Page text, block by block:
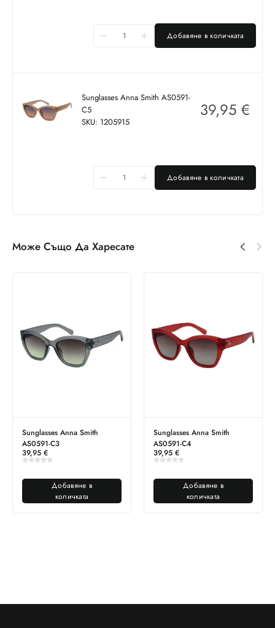
Добавяне в количката
Sunglasses Anna Smith AS0591-
C5
SKU: 1205915
39,95 €
Добавяне в количката
Може Също Да Харесате
Sunglasses Anna Smith
AS0591-C3
39,95 €
Добавяне в
количката
Sunglasses Anna Smith
AS0591-C4
39,95 €
Добавяне в
количката